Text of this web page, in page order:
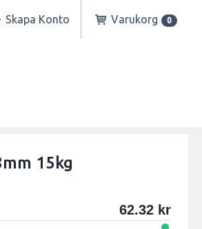
Skapa Konto Varukorg 0
15kg
62.32